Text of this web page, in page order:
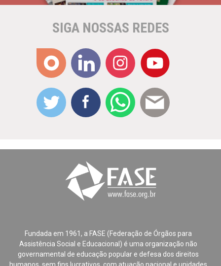
SIGA NOSSAS REDES
Fundada em 1961, a FASE (Federação de Órgãos para
Assistência Social e Educacional) é uma organização não
governamental de educação popular e defesa dos direitos